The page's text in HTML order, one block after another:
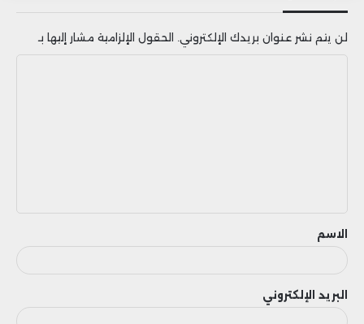
لن يتم نشر عنوان بريدك الإلكتروني. الحقول الإلزامية مشار إليها بـ
ق
الاسم
البريد الإلكتروني